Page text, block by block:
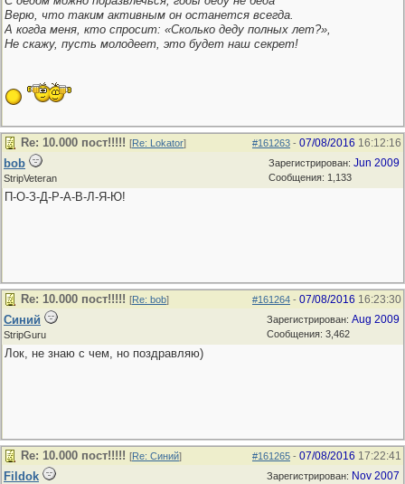
Верю, что таким активным он останется всегда.
А когда меня, кто спросит: «Сколько деду полных лет?»,
Не скажу, пусть молодеет, это будет наш секрет!
#161263 - 07/08/2016 16:12:16
Re: 10.000 пост!!!!! [Re: Lokator]
Зарегистрирован: Jun 2009
Сообщения: 1,133
bob
StripVeteran
П-О-З-Д-Р-А-В-Л-Я-Ю!
#161264 - 07/08/2016 16:23:30
Re: 10.000 пост!!!!! [Re: bob]
Зарегистрирован: Aug 2009
Сообщения: 3,462
Синий
StripGuru
Лок, не знаю с чем, но поздравляю)
#161265 - 07/08/2016 17:22:41
Re: 10.000 пост!!!!! [Re: Синий]
Зарегистрирован: Nov 2007
Fildok